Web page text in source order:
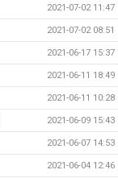
2021-07-02 11:47
2021-07-02 08:51
2021-06-17 15:37
2021-06-11 18:49
2021-06-11 10:28
2021-06-09 15:43
2021-06-07 14:53
2021-06-04 12:46